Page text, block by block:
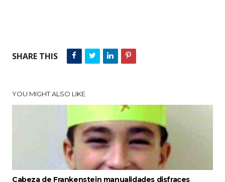
SHARE THIS
YOU MIGHT ALSO LIKE
Cabeza de Frankenstein manualidades disfraces